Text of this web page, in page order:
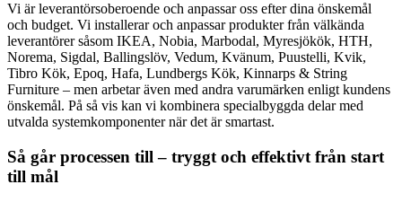
Vi är leverantörsoberoende och anpassar oss efter dina önskemål
och budget. Vi installerar och anpassar produkter från välkända
leverantörer såsom IKEA, Nobia, Marbodal, Myresjökök, HTH,
Norema, Sigdal, Ballingslöv, Vedum, Kvänum, Puustelli, Kvik,
Tibro Kök, Epoq, Hafa, Lundbergs Kök, Kinnarps & String
Furniture – men arbetar även med andra varumärken enligt kundens
önskemål. På så vis kan vi kombinera specialbyggda delar med
utvalda systemkomponenter när det är smartast.
Så går processen till – tryggt och effektivt från start
till mål